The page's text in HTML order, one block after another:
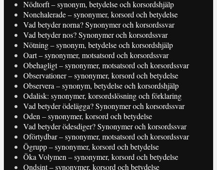
Nödtorft – synonym, betydelse och korsordshjälp
Nonchalerade – synonymer, korsord och betydelse
Vad betyder norna? Synonymer och korsordssvar
Vad betyder nos? Synonymer och korsordssvar
Nötning – synonym, betydelse och korsordshjälp
Oart – synonymer, motsatsord och korsordssvar
Obehagligt – synonymer, motsatsord och korsordssvar
Observationer – synonymer, korsord och betydelse
Observera – synonym, betydelse och korsordshjälp
Odalisk: synonymer, korsordslösning och förklaring
Vad betyder ödelägga? Synonymer och korsordssvar
Oden – synonymer, korsord och betydelse
Vad betyder ödesdiger? Synonymer och korsordssvar
Oförtydbar – synonymer, motsatsord och korsordssvar
Ögrupp – synonymer, korsord och betydelse
Öka Volymen – synonymer, korsord och betydelse
Ondsint – synonymer, korsord och betydelse